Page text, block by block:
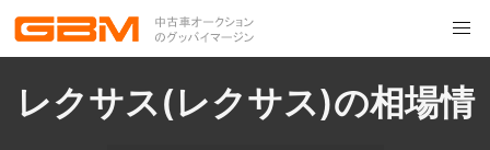
レクサス(レクサス)の相場情